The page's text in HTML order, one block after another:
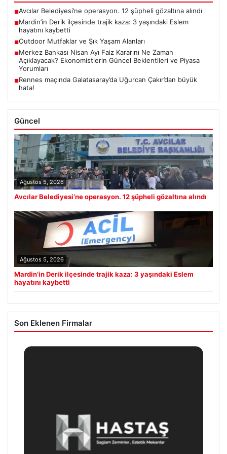
■Avcılar Belediyesi’ne operasyon. 12 şüpheli gözaltına alındı
■Mardin’in Derik ilçesinde trajik kaza: 3 yaşındaki Eslem
hayatını kaybetti
■Outdoor Mutfaklar ve Şık Yaşam Alanları
■Merkez Bankası Nisan Ayı Faiz Kararını Ne Zaman
Açıklayacak? Ekonomistlerin Güncel Beklentileri ve Piyasa
Yorumları
■Rennes maçında Galatasaray’da Uğurcan Çakır’dan büyük
hata!
Güncel
Ağustos 5, 2026
Avcılar Belediyesi’ne operasyon. 12 şüpheli gözaltına alındı
Ağustos 5, 2026
Mardin’in Derik ilçesinde trajik kaza: 3 yaşındaki Eslem
hayatını kaybetti
Son Eklenen Firmalar